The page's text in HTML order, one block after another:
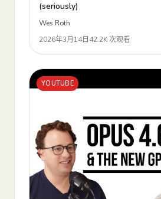
(seriously)
Wes Roth
2026年3月14日 42.2K 次观看
YOUTUBE